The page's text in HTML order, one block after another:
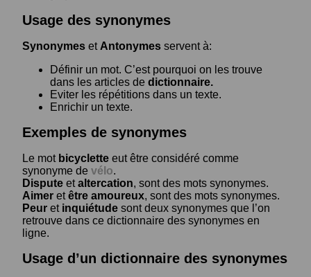
Usage des synonymes
Synonymes et Antonymes servent à:
Définir un mot. C’est pourquoi on les trouve
dans les articles de dictionnaire.
Eviter les répétitions dans un texte.
Enrichir un texte.
Exemples de synonymes
Le mot bicyclette eut être considéré comme
synonyme de vélo.
Dispute etaltercation, sont des mots synonymes.
Aimer etêtre amoureux, sont des mots synonymes.
Peur et inquiétude sont deux synonymes que l’on
retrouve dans ce dictionnaire des synonymes en
ligne.
Usage d’un dictionnaire des synonymes